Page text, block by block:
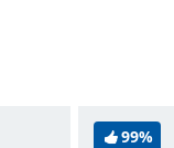
99%